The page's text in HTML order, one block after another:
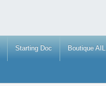
Starting Doc Boutique AIL